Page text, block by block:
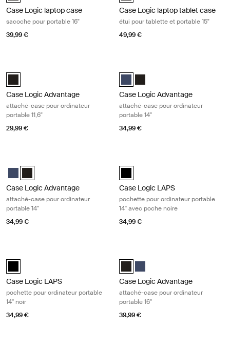
Case Logic laptop case
sacoche pour portable 16"
39,99 €
Case Logic laptop tablet case
étui pour tablette et portable 15"
49,99 €
Case Logic Advantage 11.6" Attaché Noir (selected)
Case Logic Advantage
attaché-case pour ordinateur
portable 11,6"
29,99 €
Case Logic Advantage 14"
Case Logic Advantage 14"
Case Logic Advantage
attaché-case pour ordinateur
portable 14"
34,99 €
Case Logic Advantage 14" Attaché Dark Blue
Case Logic Advantage 14" Attaché Noir (selected)
Case Logic Advantage
attaché-case pour ordinateur
portable 14"
34,99 €
Case Logic LAPS laptop sleeve
Case Logic LAPS
pochette pour ordinateur portable
14'' avec poche noire
34,99 €
Case Logic LAPS laptop sleeve 14'' Noir (selected)
Case Logic LAPS
pochette pour ordinateur portable
14'' noir
34,99 €
Case Logic Advantage 16"
Case Logic Advantage 16"
Case Logic Advantage
attaché-case pour ordinateur
portable 16"
39,99 €